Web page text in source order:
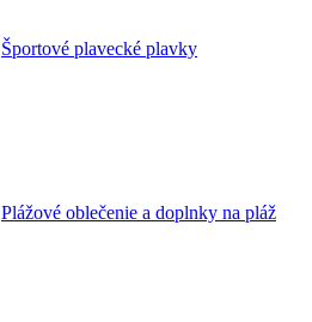
Športové plavecké plavky
Plážové oblečenie a doplnky na pláž